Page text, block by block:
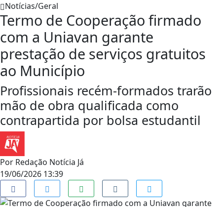
Notícias/Geral
Termo de Cooperação firmado
com a Uniavan garante
prestação de serviços gratuitos
ao Município
Profissionais recém-formados trarão
mão de obra qualificada como
contrapartida por bolsa estudantil
Por Redação Notícia Já
19/06/2026 13:39